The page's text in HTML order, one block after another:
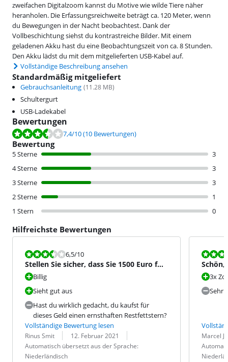
zweifachen Digitalzoom kannst du Motive wie wilde Tiere näher
heranholen. Die Erfassungsreichweite beträgt ca. 120 Meter, wenn
du Bewegungen in der Nacht beobachtest. Dank der
Vollbeschichtung siehst du kontrastreiche Bilder. Mit einem
geladenen Akku hast du eine Beobachtungszeit von ca. 8 Stunden.
Den Akku lädst du mit dem mitgelieferten USB-Kabel auf.
Vollständige Beschreibung ansehen
Standardmäßig mitgeliefert
Gebrauchsanleitung (11.28 MB)
Schultergurt
USB-Ladekabel
Bewertungen
Bewertet mit 7,4 von 10, basierend auf 10 Bewertungen.
7,4/10(10 Bewertungen)
Bewertung
5 Sterne
3
4 Sterne
3
3 Sterne
3
2 Sterne
1
1 Stern
0
Hilfreichste Bewertungen
Bewertet mit 6,5 von 10.
6,5/10
Stellen Sie sicher, dass Sie 1500 Euro für
etwas ausgeben, d
Billig
Sieht gut aus
Hast du wirklich gedacht, du kaufst für
dieses Geld einen ernsthaften Restfettstern?
Vollständige Bewertung lesen
Bewertung von:
Rinus Smit
Datum: 12. Februar 2021
Übersetzung:
Automatisch übersetzt aus der Sprache:
Niederländisch
Bewertet
3x
Sehr
Bewertung
Marcel
Datum: